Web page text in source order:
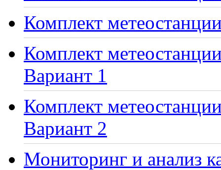
Комплект
Комплект
Вариант 1
Комплект
Вариант 2
Мониторинг и анализ